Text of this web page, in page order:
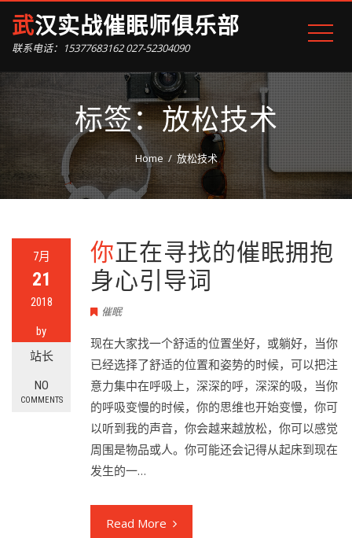
武汉实战催眠师俱乐部
联系电话：15377683162 027-52304090
标签：放松技术
Home 放松技术
7月
21
2018
by
站长
NO
COMMENTS
你正在寻找的催眠拥抱
身心引导词
催眠
现在大家找一个舒适的位置坐好，或躺好，当你
已经选择了舒适的位置和姿势的时候，可以把注
意力集中在呼吸上，深深的呼，深深的吸，当你
的呼吸变慢的时候，你的思维也开始变慢，你可
以听到我的声音，你会越来越放松，你可以感觉
周围是物品或人。你可能还会记得从起床到现在
发生的一…
Read More